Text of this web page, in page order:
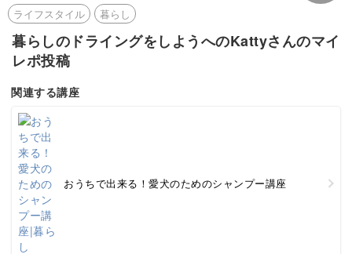
ライフスタイル 暮らし
暮らしのドライングをしようへのKattyさんのマイ
レポ投稿
関連する講座
おうちで出来る！愛犬のためのシャンプー講座